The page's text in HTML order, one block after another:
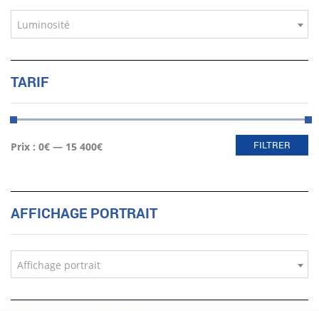
Luminosité
TARIF
min
max FILTRER
Prix : 0€ — 15 400€
AFFICHAGE PORTRAIT
Affichage portrait